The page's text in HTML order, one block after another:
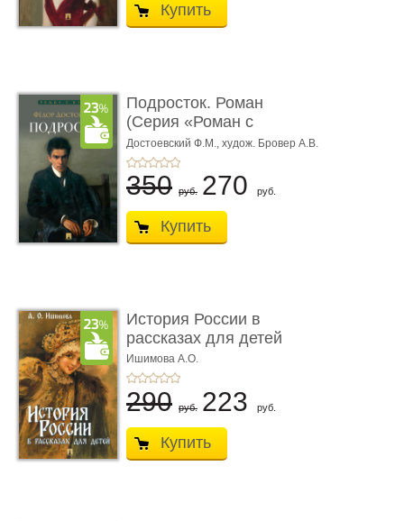
Купить
Подросток. Роман
(Серия «Роман с
книгой»)
Достоевский Ф.М., худож. Бровер А.В.
350 руб. 270 руб.
Купить
История России в
рассказах для детей
Ишимова А.О.
290 руб. 223 руб.
Купить